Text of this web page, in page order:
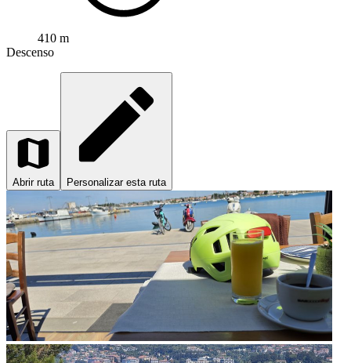
410 m
Descenso
Abrir ruta Personalizar esta ruta